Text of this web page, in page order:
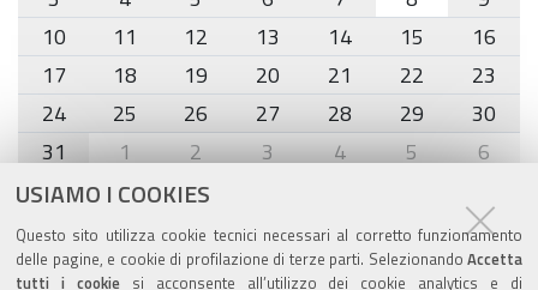
USIAMO I COOKIES
Questo sito utilizza cookie tecnici necessari al corretto funzionamento
delle pagine, e cookie di profilazione di terze parti. Selezionando Accetta
tutti i cookiesi acconsente all’utilizzo dei cookie analytics e di
10
11 12 13 14 15
16
17
18 19 20 21 22
23
24
25 26 27 28 29
30
31
1 2 3 4 5 6
Agenda eventi